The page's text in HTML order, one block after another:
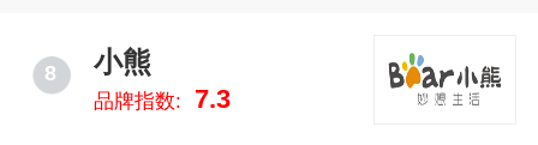
8 小熊
品牌指数: 7.3